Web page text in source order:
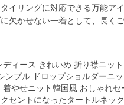
イリングに対応できる万能アイ
欠かせない一着として、長く
ィース きれいめ 折り襟ニッ
ンプル ドロップショルダーニッ
着やせニット韓国風 おしゃれセ
セントになったタートルネッ